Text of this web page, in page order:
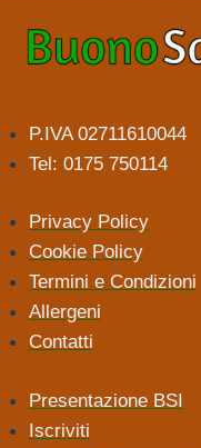
P.IVA 02711610044
Tel: 0175 750114
Privacy Policy
Cookie Policy
Termini e Condizioni
Allergeni
Contatti
Presentazione BSI
Iscriviti